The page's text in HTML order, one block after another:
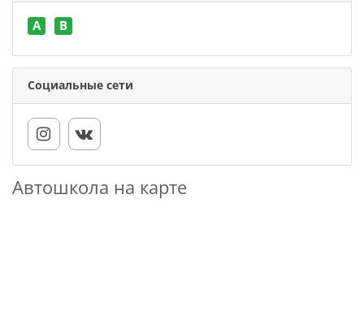
A B
Социальные сети
Автошкола на карте